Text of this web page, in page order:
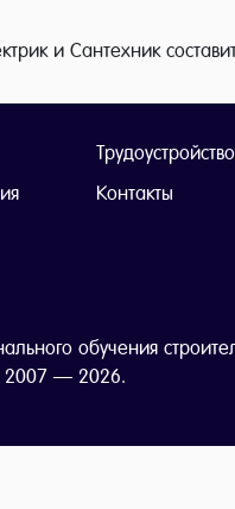
и Сантехник
Трудоустройство
Контакты
обучения
2007 — 2026.